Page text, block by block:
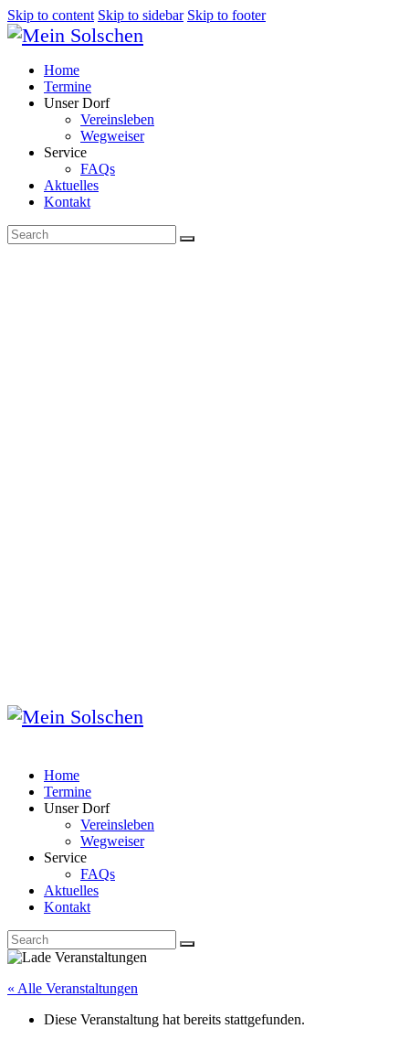
Skip to content Skip to sidebar Skip to footer
Home
Termine
Unser Dorf
Vereinsleben
Wegweiser
Service
FAQs
Aktuelles
Kontakt
Home
Termine
Unser Dorf
Vereinsleben
Wegweiser
Service
FAQs
Aktuelles
Kontakt
« Alle Veranstaltungen
Diese Veranstaltung hat bereits stattgefunden.